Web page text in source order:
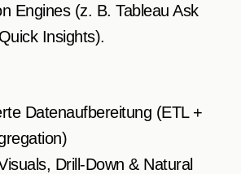
Engines (z. B. Tableau Ask
Insights).
Datenaufbereitung (ETL +
Drill-Down & Natural